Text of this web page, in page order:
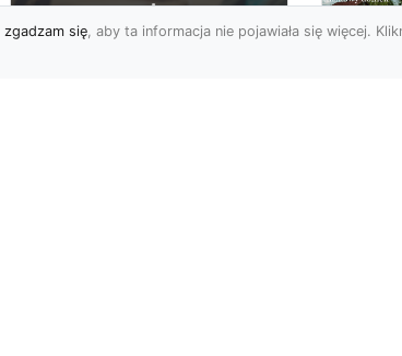
zgadzam się, aby ta informacja nie pojawiała się więcej.